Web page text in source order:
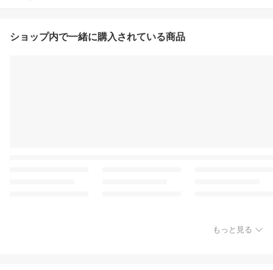
ショップ内で一緒に購入されている商品
もっと見る